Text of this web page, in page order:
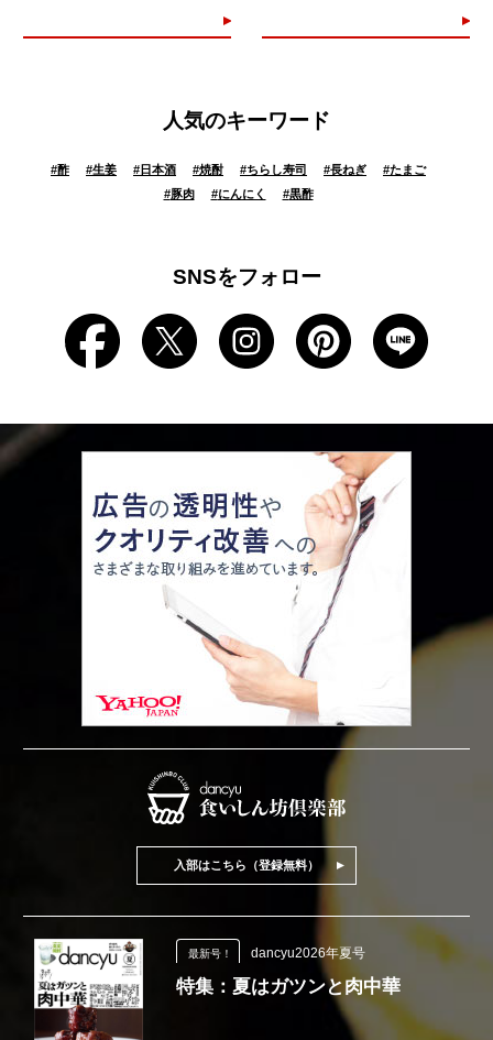
人気のキーワード
#酢 #生姜 # 日本酒 #焼酎 #ちらし寿司 #長ねぎ #たまご
#豚肉 #にんにく #黒酢
SNSをフォロー
入部はこちら（登録無料）
最新号！ dancyu2026年夏号
特集：夏はガツンと肉中華